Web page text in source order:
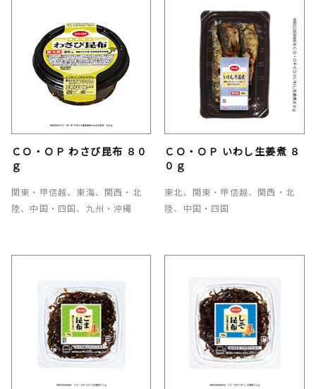
ＣＯ・ＯＰ わさび昆布 ８０
ｇ
関東・甲信越、東海、関西・北
陸、中国・四国、九州・沖縄
ＣＯ・ＯＰ いわし生姜煮 ８
０ｇ
東北、関東・甲信越、関西・北
陸、中国・四国